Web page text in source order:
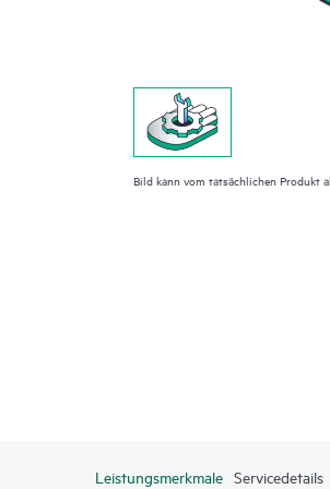
Bild kann vom tatsächlichen Produkt
Leistungsmerkmale Servicedetails